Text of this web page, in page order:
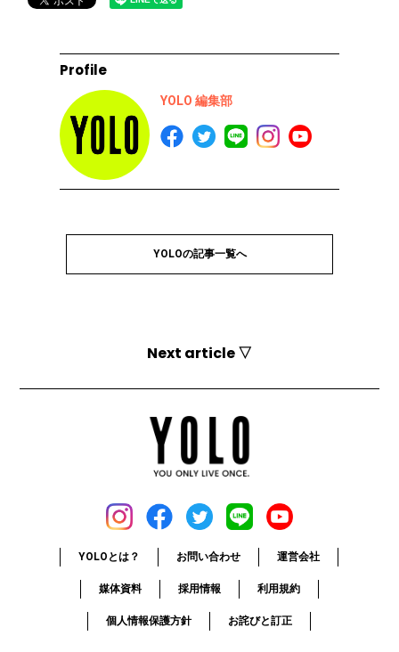
Profile
YOLO 編集部
YOLOの記事一覧へ
Next article ▽
YOLOとは？ お問い合わせ 運営会社
媒体資料 採用情報 利用規約
個人情報保護方針 お詫びと訂正